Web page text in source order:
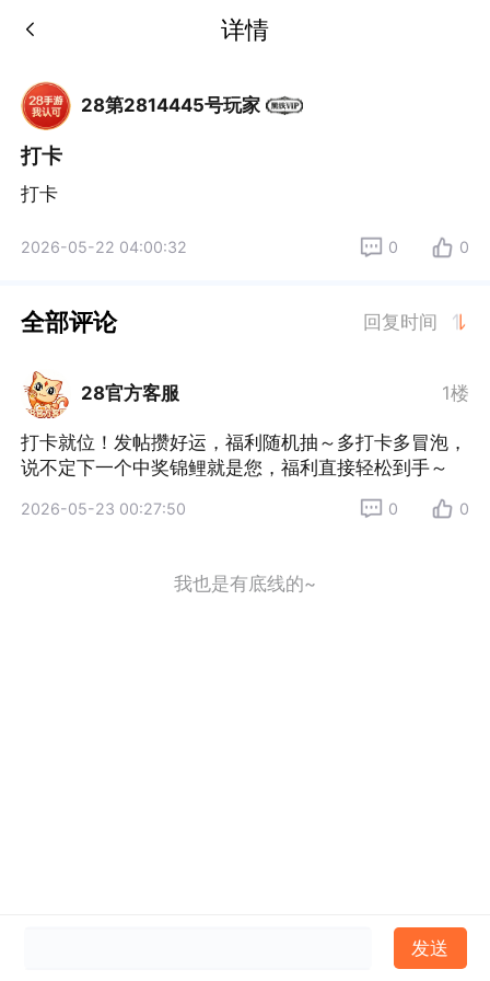
详情
28第2814445号玩家
打卡
打卡
2026-05-22 04:00:32 0 0
全部评论 回复时间
28官方客服 1楼
打卡就位！发帖攒好运，福利随机抽～多打卡多冒泡，
说不定下一个中奖锦鲤就是您，福利直接轻松到手～
2026-05-23 00:27:50 0 0
我也是有底线的~
发送